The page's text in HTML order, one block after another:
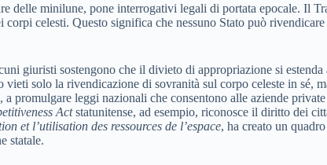
delle minilune, pone interrogativi legali di portata epocale. Il
celesti. Questo significa che nessuno Stato può
giuristi sostengono che il divieto di appropriazione si
solo la rivendicazione di sovranità sul corpo celeste in sé,
promulgare leggi nazionali che consentono alle aziende
Actstatunitense, ad esempio, riconosce il diritto dei
et l’utilisation des ressources de l’espace, ha creato un
statale.